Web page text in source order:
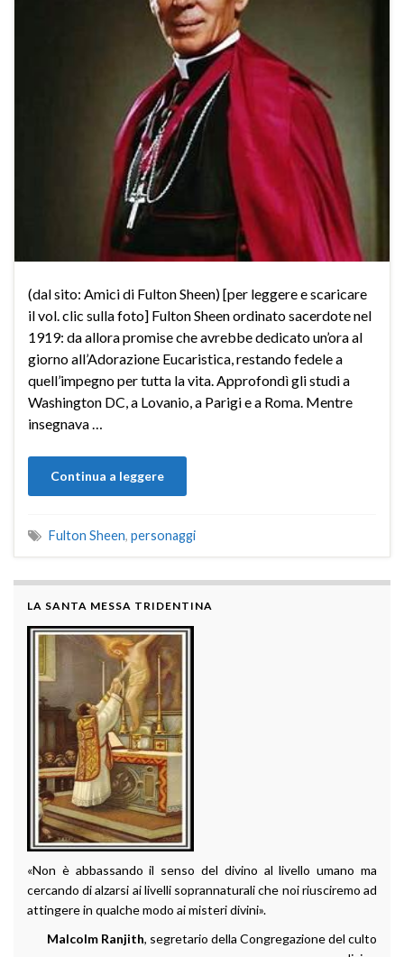
(dal sito: Amici di Fulton Sheen) [per leggere e scaricare
il vol. clic sulla foto] Fulton Sheen ordinato sacerdote nel
1919: da allora promise che avrebbe dedicato un’ora al
giorno all’Adorazione Eucaristica, restando fedele a
quell’impegno per tutta la vita. Approfondì gli studi a
Washington DC, a Lovanio, a Parigi e a Roma. Mentre
insegnava …
Continua a leggere
Fulton Sheen, personaggi
LA SANTA MESSA TRIDENTINA
«Non è abbassando il senso del divino al livello umano ma
cercando di alzarsi ai livelli soprannaturali che noi riusciremo ad
attingere in qualche modo ai misteri divini».
Malcolm Ranjith, segretario della Congregazione del culto